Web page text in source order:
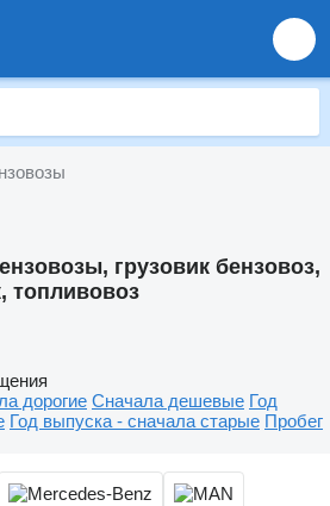
грузовик бензовоз,
топливовоз
дорогие Сначала дешевые Год
Год выпуска - сначала старые Пробег